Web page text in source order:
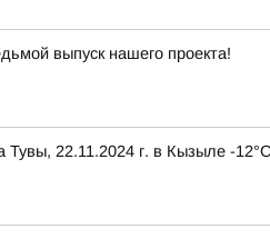
выпуск нашего проекта!
22.11.2024 г. в Кызыле -12°С